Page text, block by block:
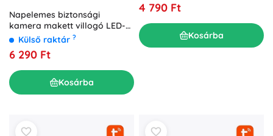
Napelemes biztonsági
kamera makett villogó LED-
del és PIR érzékelővel
Külső raktár ?
6 290 Ft
Kosárba
4 790 Ft
Kosárba